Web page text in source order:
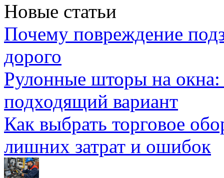
Новые статьи
Почему повреждение
дорого
Рулонные шторы на
подходящий вариант
Как выбрать торговое
лишних затрат и ошибок